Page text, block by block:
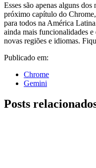
Esses são apenas alguns
próximo capítulo do
para todos na América
ainda mais funcionalidades
novas regiões e idiomas.
Publicado em:
Chrome
Gemini
Posts